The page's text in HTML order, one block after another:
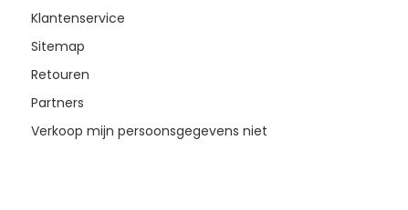
Klantenservice
Sitemap
Retouren
Partners
Verkoop mijn persoonsgegevens niet